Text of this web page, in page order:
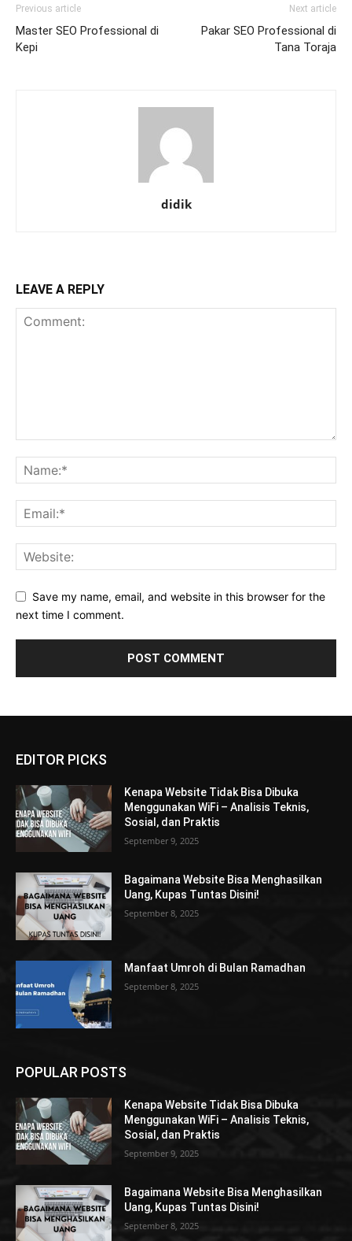
Previous article
Master SEO Professional di
Kepi
Next article
Pakar SEO Professional di
Tana Toraja
didik
LEAVE A REPLY
Save my name, email, and website in this browser for the
next time I comment.
EDITOR PICKS
Kenapa Website Tidak Bisa Dibuka
Menggunakan WiFi – Analisis Teknis,
Sosial, dan Praktis
September 9, 2025
Bagaimana Website Bisa Menghasilkan
Uang, Kupas Tuntas Disini!
September 8, 2025
Manfaat Umroh di Bulan Ramadhan
September 8, 2025
POPULAR POSTS
Kenapa Website Tidak Bisa Dibuka
Menggunakan WiFi – Analisis Teknis,
Sosial, dan Praktis
September 9, 2025
Bagaimana Website Bisa Menghasilkan
Uang, Kupas Tuntas Disini!
September 8, 2025